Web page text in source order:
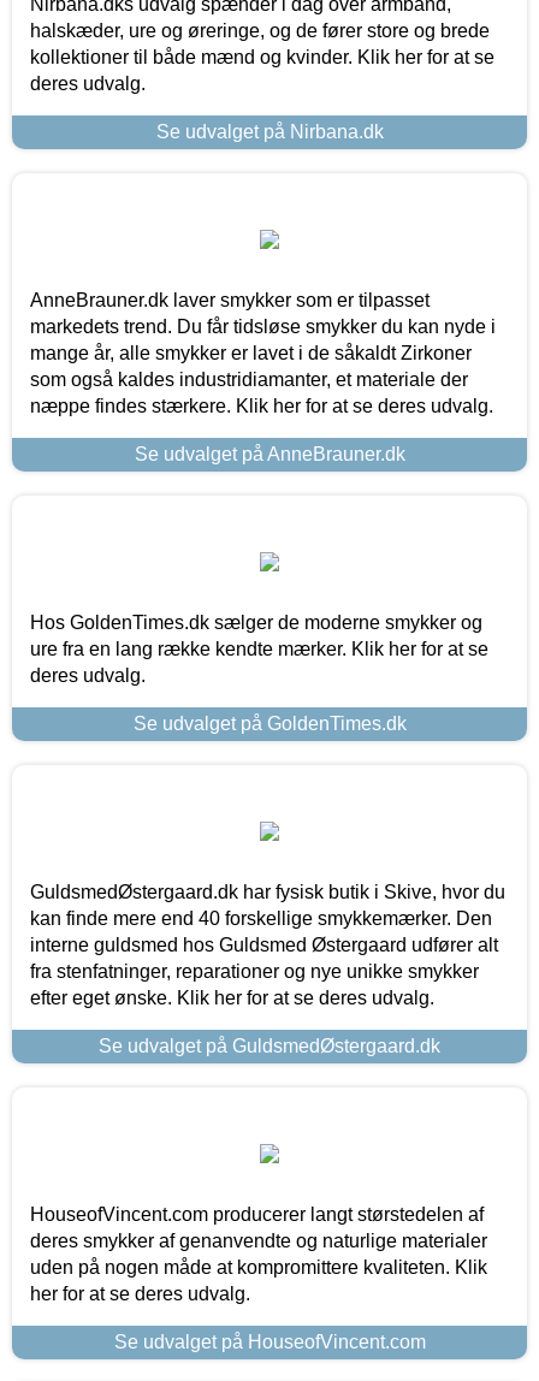
halskæder, ure og øreringe, og de fører store og brede
kollektioner til både mænd og kvinder. Klik her for at se
deres udvalg.
Se udvalget på Nirbana.dk
AnneBrauner.dk laver smykker som er tilpasset
markedets trend. Du får tidsløse smykker du kan nyde i
mange år, alle smykker er lavet i de såkaldt Zirkoner
som også kaldes industridiamanter, et materiale der
næppe findes stærkere. Klik her for at se deres udvalg.
Se udvalget på AnneBrauner.dk
Hos GoldenTimes.dk sælger de moderne smykker og
ure fra en lang række kendte mærker. Klik her for at se
deres udvalg.
Se udvalget på GoldenTimes.dk
GuldsmedØstergaard.dk har fysisk butik i Skive, hvor du
kan finde mere end 40 forskellige smykkemærker. Den
interne guldsmed hos Guldsmed Østergaard udfører alt
fra stenfatninger, reparationer og nye unikke smykker
efter eget ønske. Klik her for at se deres udvalg.
Se udvalget på GuldsmedØstergaard.dk
HouseofVincent.com producerer langt størstedelen af
deres smykker af genanvendte og naturlige materialer
uden på nogen måde at kompromittere kvaliteten. Klik
her for at se deres udvalg.
Se udvalget på HouseofVincent.com